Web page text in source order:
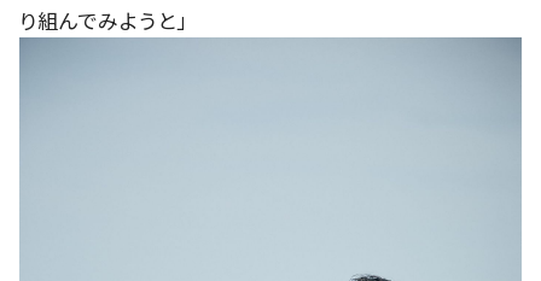
り組んでみようと」